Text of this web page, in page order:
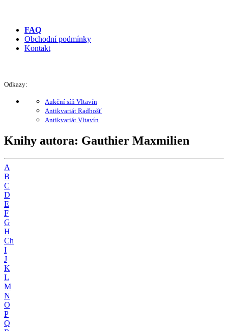
FAQ
Obchodní podmínky
Kontakt
Odkazy:
Aukční síň Vltavín
Antikvariát Radhošť
Antikvariát Vltavín
Knihy autora: Gauthier Maxmilien
A
B
C
D
E
F
G
H
Ch
I
J
K
L
M
N
O
P
Q